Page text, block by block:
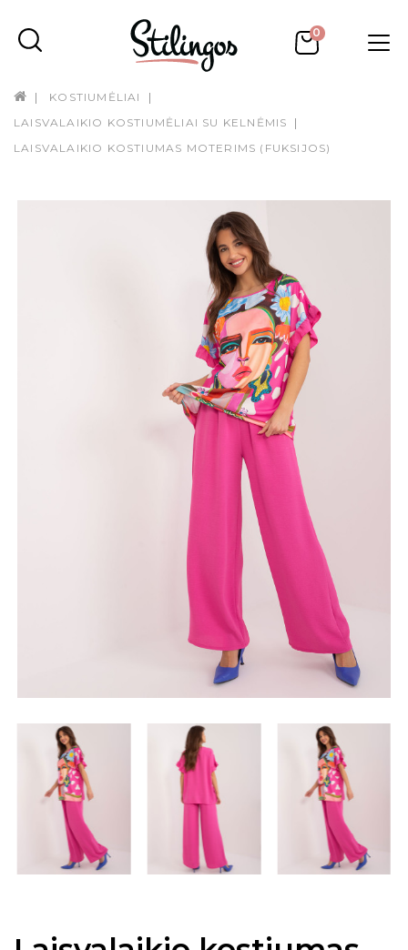
0
KOSTIUMĖLIAI
LAISVALAIKIO KOSTIUMĖLIAI SU KELNĖMIS
LAISVALAIKIO KOSTIUMAS MOTERIMS (FUKSIJOS)